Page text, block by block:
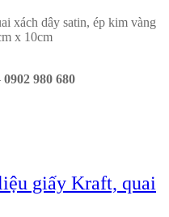
xách dây satin, ép kim vàng
x 10cm
0902 980 680
giấy Kraft, quai